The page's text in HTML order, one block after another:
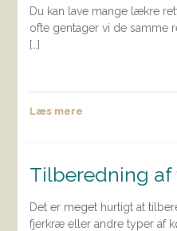
Du kan lave mange lækre
ofte gentager vi de samme
[…]
Læs mere
Tilberedning af
Det er meget hurtigt at
fjerkræ eller andre typer af